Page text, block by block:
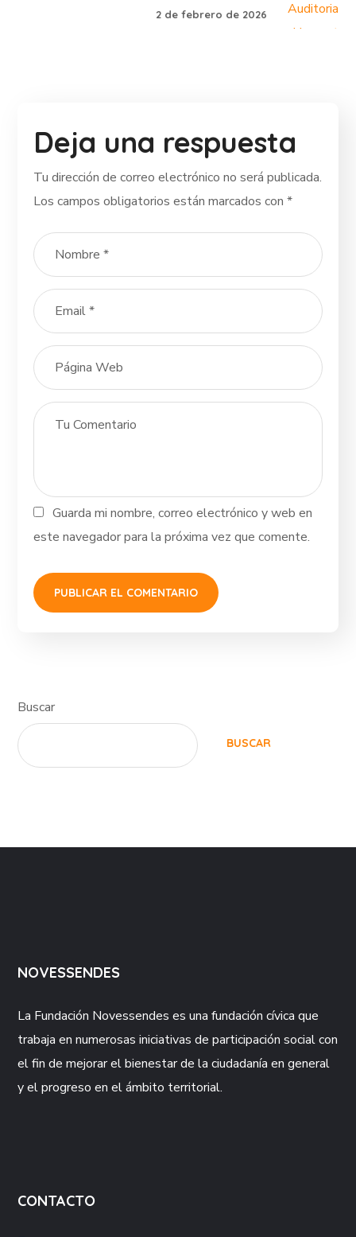
2 de febrero de 2026
Deja una respuesta
Tu dirección de correo electrónico no será publicada.
Los campos obligatorios están marcados con*
Guarda mi nombre, correo electrónico y web en
este navegador para la próxima vez que comente.
Buscar
BUSCAR
NOVESSENDES
La Fundación Novessendes es una fundación cívica que
trabaja en numerosas iniciativas de participación social con
el fin de mejorar el bienestar de la ciudadanía en general
y el progreso en el ámbito territorial.
CONTACTO